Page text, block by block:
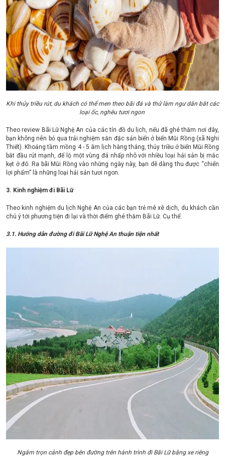
Khi thủy triều rút, du khách có thể men theo bãi đá và thử làm ngư dân bắt các
loại ốc, nghêu tươi ngon
Theo review Bãi Lữ Nghệ An của các tín đồ du lịch, nếu đã ghé thăm nơi đây,
bạn không nên bỏ qua trải nghiệm săn đặc sản biển ở biển Mũi Rồng (xã Nghi
Thiết). Khoảng tầm mồng 4 - 5 âm lịch hàng tháng, thủy triều ở biển Mũi Rồng
bắt đầu rút mạnh, để lộ một vùng đá nhấp nhô với nhiều loại hải sản bị mắc
kẹt ở đó. Ra bãi Mũi Rồng vào những ngày này, bạn dễ dàng thu được “chiến
lợi phẩm” là những loại hải sản tươi ngon.
3. Kinh nghiệm đi Bãi Lữ
Theo kinh nghiệm du lịch Nghệ An của các bạn trẻ mê xê dịch, du khách cần
chú ý tới phương tiện đi lại và thời điểm ghé thăm Bãi Lữ. Cụ thể:
3.1. Hướng dẫn đường đi Bãi Lữ Nghệ An thuận tiện nhất
Ngắm trọn cảnh đẹp bên đường trên hành trình đi Bãi Lữ bằng xe riêng